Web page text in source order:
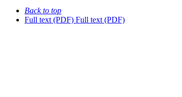
Back to top
Full text (PDF) Full text (PDF)